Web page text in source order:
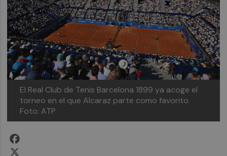
El Real Club de Tenis Barcelona 1899 ya acoge el
torneo en el que Alcaraz parte como favorito.
Foto: ATP